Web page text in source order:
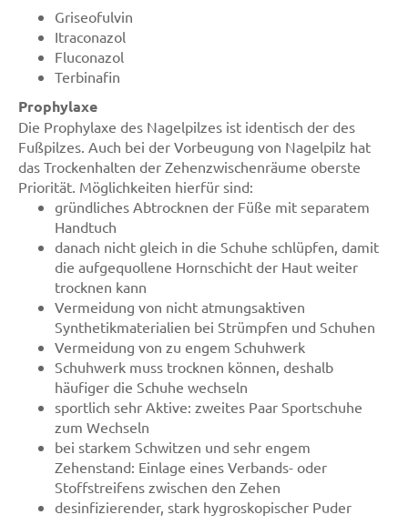
Griseofulvin
Itraconazol
Fluconazol
Terbinafin
Prophylaxe
Die Prophylaxe des Nagelpilzes ist identisch der des
Fußpilzes. Auch bei der Vorbeugung von Nagelpilz hat
das Trockenhalten der Zehenzwischenräume oberste
Priorität. Möglichkeiten hierfür sind:
gründliches Abtrocknen der Füße mit separatem
Handtuch
danach nicht gleich in die Schuhe schlüpfen, damit
die aufgequollene Hornschicht der Haut weiter
trocknen kann
Vermeidung von nicht atmungsaktiven
Synthetikmaterialien bei Strümpfen und Schuhen
Vermeidung von zu engem Schuhwerk
Schuhwerk muss trocknen können, deshalb
häufiger die Schuhe wechseln
sportlich sehr Aktive: zweites Paar Sportschuhe
zum Wechseln
bei starkem Schwitzen und sehr engem
Zehenstand: Einlage eines Verbands- oder
Stoffstreifens zwischen den Zehen
desinfizierender, stark hygroskopischer Puder